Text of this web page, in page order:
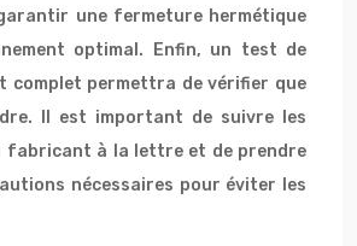
une fermeture hermétique
optimal. Enfin, un test de
complet permettra de vérifier que
Il est important de suivre les
fabricant à la lettre et de prendre
nécessaires pour éviter les